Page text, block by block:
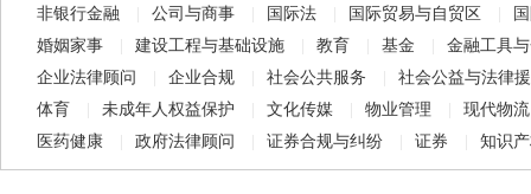
非银行金融
公司与商事 国际法 国际贸易与自贸区
婚姻家事
建设工程与基础设施 教育 基金
金融工具
企业法律顾问
企业合规 社会公共服务
社会公益与法律
体育
未成年人权益保护 文化传媒 物业管理
现代物
医药健康
政府法律顾问 证券合规与纠纷 证券 知识